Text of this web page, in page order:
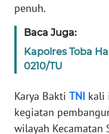
penuh.
Baca Juga:
Kapolres Toba
0210/TU
Karya Bakti TNI kali
kegiatan
wilayah Kecamatan
MEDIA
SIBER
KARIR